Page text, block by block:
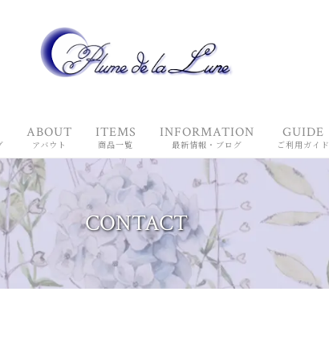
ABOUT
アバウト
ITEMS
商品一覧
INFORMATION
最新情報・ブログ
GUIDE
ご利用ガイド
CONTACT